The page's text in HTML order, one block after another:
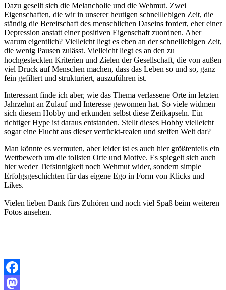
Dazu gesellt sich die Melancholie und die Wehmut. Zwei
Eigenschaften, die wir in unserer heutigen schnelllebigen Zeit, die
ständig die Bereitschaft des menschlichen Daseins fordert, eher einer
Depression anstatt einer positiven Eigenschaft zuordnen. Aber
warum eigentlich? Vielleicht liegt es eben an der schnelllebigen Zeit,
die wenig Pausen zulässt. Vielleicht liegt es an den zu
hochgesteckten Kriterien und Zielen der Gesellschaft, die von außen
viel Druck auf Menschen machen, dass das Leben so und so, ganz
fein gefiltert und strukturiert, auszuführen ist.
Interessant finde ich aber, wie das Thema verlassene Orte im letzten
Jahrzehnt an Zulauf und Interesse gewonnen hat. So viele widmen
sich diesem Hobby und erkunden selbst diese Zeitkapseln. Ein
richtiger Hype ist daraus entstanden. Stellt dieses Hobby vielleicht
sogar eine Flucht aus dieser verrückt-realen und steifen Welt dar?
Man könnte es vermuten, aber leider ist es auch hier größtenteils ein
Wettbewerb um die tollsten Orte und Motive. Es spiegelt sich auch
hier weder Tiefsinnigkeit noch Wehmut wider, sondern simple
Erfolgsgeschichten für das eigene Ego in Form von Klicks und
Likes.
Vielen lieben Dank fürs Zuhören und noch viel Spaß beim weiteren
Fotos ansehen.
Facebook